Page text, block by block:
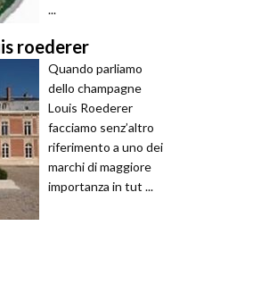
...
roederer
Quando parliamo
dello champagne
Louis Roederer
facciamo senz’altro
riferimento a uno dei
marchi di maggiore
importanza in tut ...